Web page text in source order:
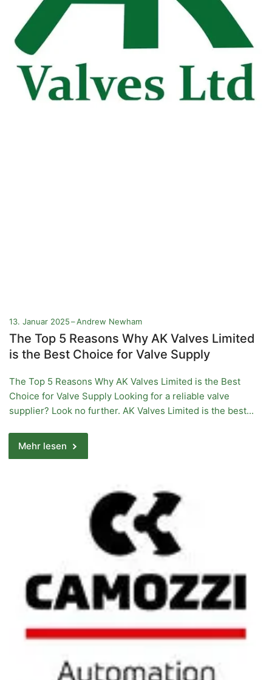
13. Januar 2025 Andrew Newham
The Top 5 Reasons Why AK Valves Limited
is the Best Choice for Valve Supply
The Top 5 Reasons Why AK Valves Limited is the Best
Choice for Valve Supply Looking for a reliable valve
supplier? Look no further. AK Valves Limited is the best...
Mehr lesen